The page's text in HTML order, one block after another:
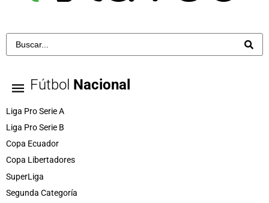
Fútbol Nacional
Liga Pro Serie A
Liga Pro Serie B
Copa Ecuador
Copa Libertadores
SuperLiga
Segunda Categoría